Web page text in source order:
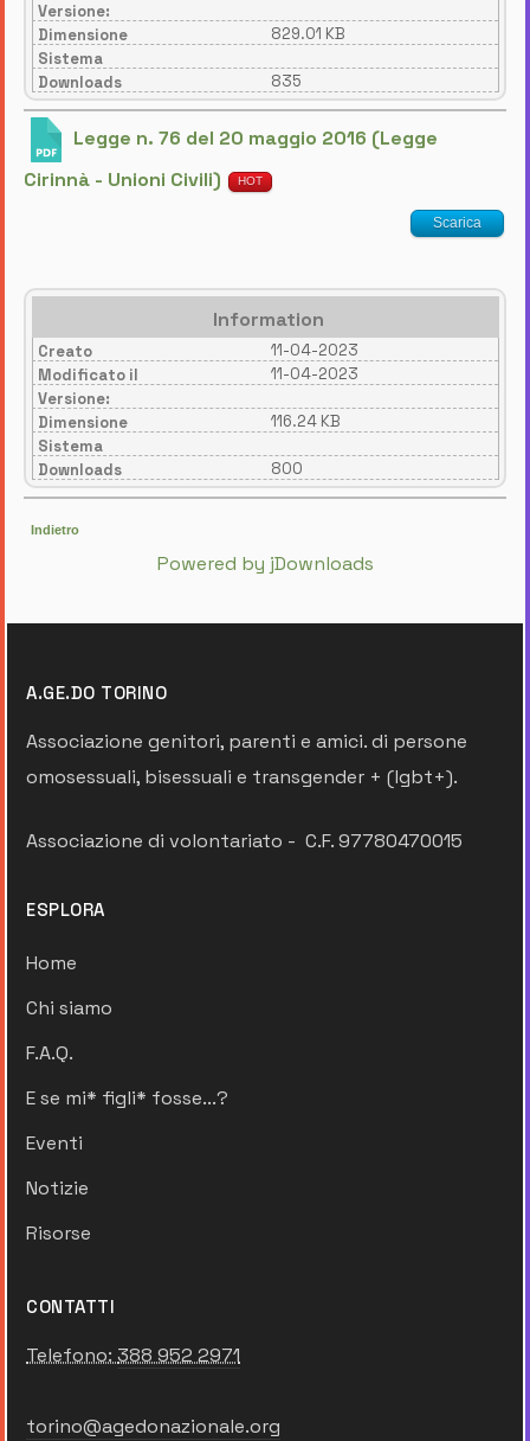
Versione:
Dimensione
829.01 KB
Sistema
Downloads
835
Legge n. 76 del 20 maggio 2016 (Legge
Cirinnà - Unioni Civili)
HOT
Scarica
Information
Creato
11-04-2023
Modificato il
11-04-2023
Versione:
Dimensione
116.24 KB
Sistema
Downloads
800
Indietro
Powered by jDownloads
A.GE.DO TORINO
Associazione genitori, parenti e amici. di persone
omosessuali, bisessuali e transgender + (lgbt+).
Associazione di volontariato - C.F. 97780470015
ESPLORA
Home
Chi siamo
F.A.Q.
E se mi* figli* fosse...?
Eventi
Notizie
Risorse
CONTATTI
Telefono:388 952 2971
torino@agedonazionale.org